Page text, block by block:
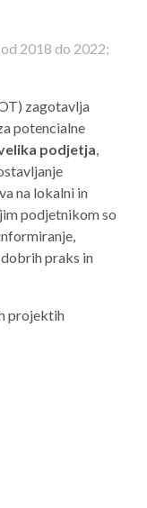
– 2027
2018 do 2022;
zagotavlja
potencialne
podjetja,
na lokalni in
podjetnikom so
praks in
projektih